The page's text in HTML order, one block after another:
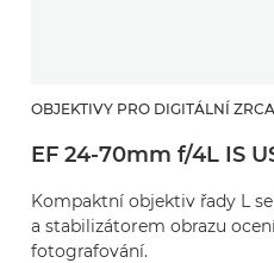
OBJEKTIVY PRO DIGITÁLNÍ
EF 24-70mm f/4L IS
Kompaktní objektiv řady L
a stabilizátorem obrazu
fotografování.